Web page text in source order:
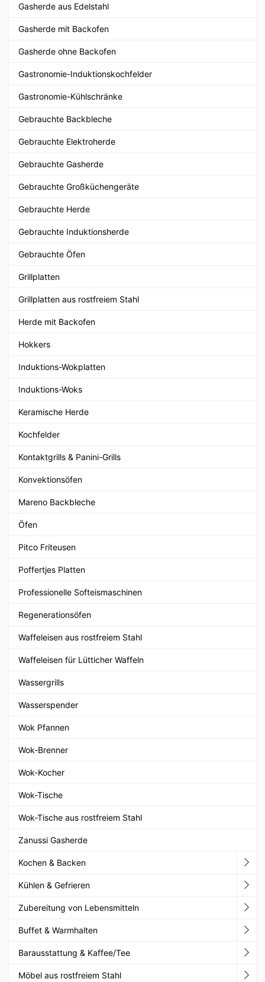
Gasherde aus Edelstahl
Gasherde mit Backofen
Gasherde ohne Backofen
Gastronomie-Induktionskochfelder
Gastronomie-Kühlschränke
Gebrauchte Backbleche
Gebrauchte Elektroherde
Gebrauchte Gasherde
Gebrauchte Großküchengeräte
Gebrauchte Herde
Gebrauchte Induktionsherde
Gebrauchte Öfen
Grillplatten
Grillplatten aus rostfreiem Stahl
Herde mit Backofen
Hokkers
Induktions-Wokplatten
Induktions-Woks
Keramische Herde
Kochfelder
Kontaktgrills & Panini-Grills
Konvektionsöfen
Mareno Backbleche
Öfen
Pitco Friteusen
Poffertjes Platten
Professionelle Softeismaschinen
Regenerationsöfen
Waffeleisen aus rostfreiem Stahl
Waffeleisen für Lütticher Waffeln
Wassergrills
Wasserspender
Wok Pfannen
Wok-Brenner
Wok-Kocher
Wok-Tische
Wok-Tische aus rostfreiem Stahl
Zanussi Gasherde
Kochen & Backen
Kühlen & Gefrieren
Zubereitung von Lebensmitteln
Buffet & Warmhalten
Barausstattung & Kaffee/Tee
Möbel aus rostfreiem Stahl